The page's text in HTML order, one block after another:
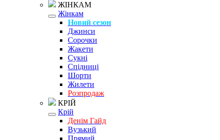
ЖІНКАМ
Жінкам
Новий сезон
Джинси
Сорочки
Жакети
Сукні
Спідниці
Шорти
Жилети
Розпродаж
КРІЙ
Крій
Денім Гайд
Вузький
Прямий